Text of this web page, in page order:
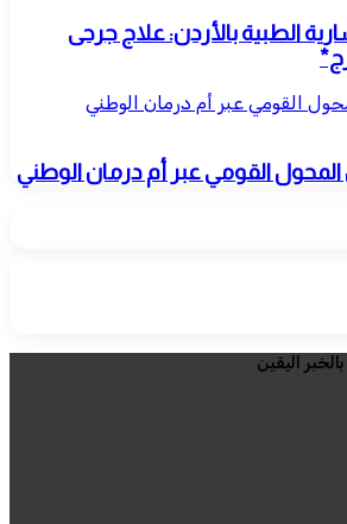
الطبية بالأردن: علاج جرحى
القومي عبر أم درمان الوطني
القومي عبر أم درمان الوطني